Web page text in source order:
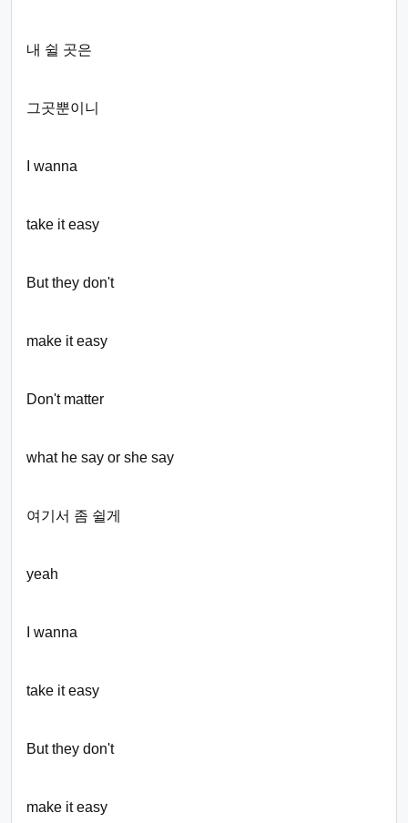
내 쉴 곳은
그곳뿐이니
I wanna
take it easy
But they don't
make it easy
Don't matter
what he say or she say
여기서 좀 쉴게
yeah
I wanna
take it easy
But they don't
make it easy